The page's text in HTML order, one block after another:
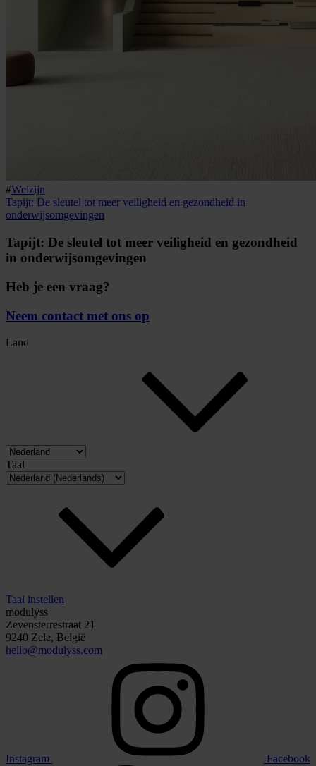
#Welzijn
Tapijt: De sleutel tot meer veiligheid en gezondheid in
onderwijsomgevingen
Tapijt: De sleutel tot meer veiligheid en gezondheid
in onderwijsomgevingen
Heb je een vraag?
Neem contact met ons op
Land
Taal
Taal instellen
modulyss
Zevensterrestraat 21
9240 Zele, België
hello@modulyss.com
Instagram Facebook